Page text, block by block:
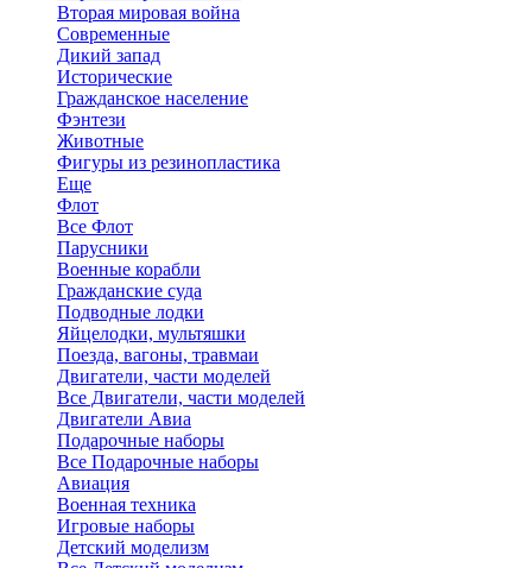
Вторая мировая война
Современные
Дикий запад
Исторические
Гражданское население
Фэнтези
Животные
Фигуры из резинопластика
Еще
Флот
Все Флот
Парусники
Военные корабли
Гражданские суда
Подводные лодки
Яйцелодки, мультяшки
Поезда, вагоны, травмаи
Двигатели, части моделей
Все Двигатели, части моделей
Двигатели Авиа
Подарочные наборы
Все Подарочные наборы
Авиация
Военная техника
Игровые наборы
Детский моделизм